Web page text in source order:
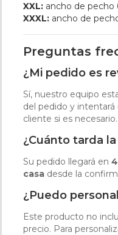
XXL: ancho de pecho
XXXL: ancho de
Preguntas
¿Mi pedido es
Sí, nuestro equipo
del pedido y
cliente si es necesario.
¿Cuánto tarda
Su pedido llegará en
casa desde la
¿Puedo
Este producto no
precio. Para